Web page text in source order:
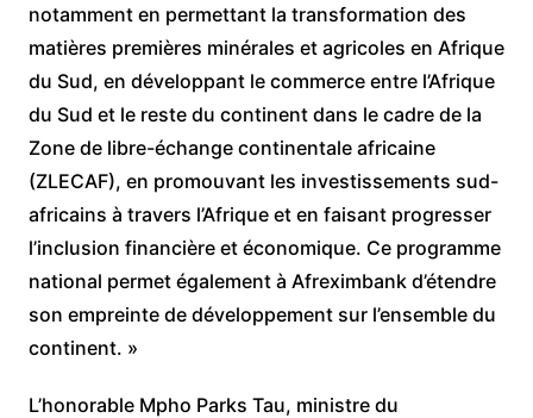
notamment en permettant la transformation des
matières premières minérales et agricoles en Afrique
du Sud, en développant le commerce entre l’Afrique
du Sud et le reste du continent dans le cadre de la
Zone de libre-échange continentale africaine
(ZLECAF), en promouvant les investissements sud-
africains à travers l’Afrique et en faisant progresser
l’inclusion financière et économique. Ce programme
national permet également à Afreximbank d’étendre
son empreinte de développement sur l’ensemble du
continent. »
L’honorable Mpho Parks Tau, ministre du